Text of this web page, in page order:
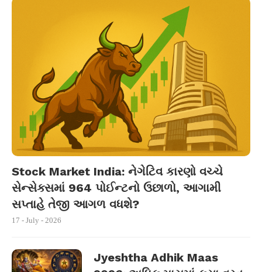
Stock Market India: નેગેટિવ કારણો વચ્ચે
સેન્સેક્સમાં 964 પોઈન્ટનો ઉછાળો, આગામી
સપ્તાહે તેજી આગળ વધશે?
17 - July - 2026
Jyeshtha Adhik Maas